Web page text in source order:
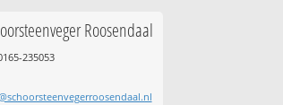
Roosendaal
235053